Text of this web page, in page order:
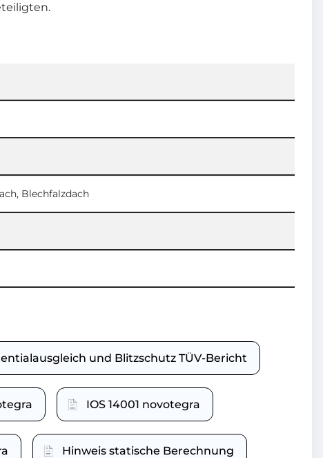
Blechfalzdach
und Blitzschutz TÜV-Bericht
IOS 14001 novotegra
Hinweis statische Berechnung